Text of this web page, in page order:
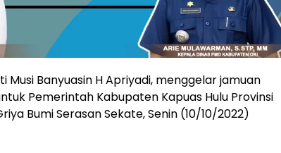
Musi Banyuasin H Apriyadi, menggelar jamuan
Pemerintah Kabupaten Kapuas Hulu Provinsi
Bumi Serasan Sekate, Senin (10/10/2022)